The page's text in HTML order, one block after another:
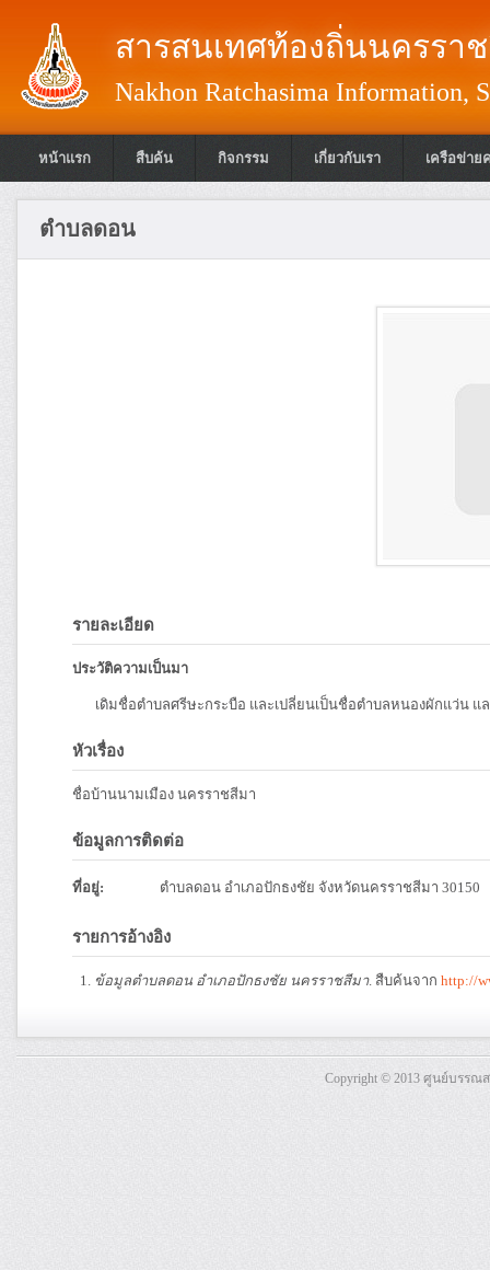
สารสนเทศท้องถิ่นนครรา
Nakhon Ratchasima Information,
หน้าแรก สืบค้น กิจกรรม เกี่ยวกับเรา เครือข่าย
ตำบลดอน
รายละเอียด
ประวัติความเป็นมา
เดิมชื่อตำบลศรีษะกระบือ และเปลี่ยนเป็นชื่อตำบลหนองผักแว่น แ
หัวเรื่อง
ชื่อบ้านนามเมือง นครราชสีมา
ข้อมูลการติดต่อ
ที่อยู่: ตำบลดอน อำเภอปักธงชัย จังหวัดนครราชสีมา 30150
รายการอ้างอิง
ข้อมูลตำบลดอน อำเภอปักธงชัย นครราชสีมา. สืบค้นจาก http://
Copyright © 2013 ศูนย์บรร